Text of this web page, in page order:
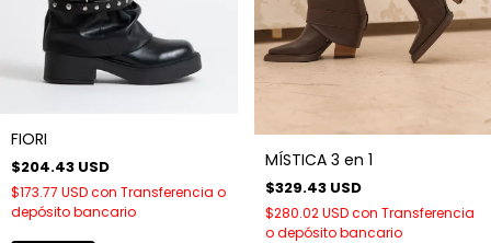
FIORI
$204.43 USD
$173.77 USDcon Transferencia o
depósito bancario
MÍSTICA 3 en 1
$329.43 USD
$280.02 USDcon Transferencia
o depósito bancario